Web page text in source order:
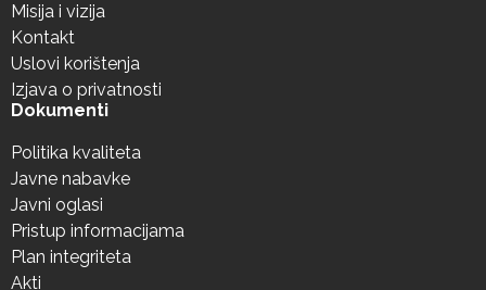
Misija i vizija
Kontakt
Uslovi korištenja
Izjava o privatnosti
Dokumenti
Politika kvaliteta
Javne nabavke
Javni oglasi
Pristup informacijama
Plan integriteta
Akti